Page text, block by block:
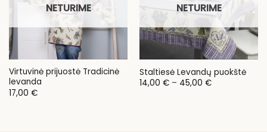
NETURIME
Virtuvinė prijuostė Tradicinė
levanda
17,00 €
NETURIME
Staltiesė Levandų puokštė
14,00 € – 45,00 €Price